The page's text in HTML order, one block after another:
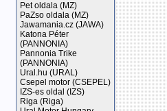
Pet oldala (MZ)
PaZso oldala (MZ)
Jawamania.cz (JAWA)
Katona Péter
(PANNONIA)
Pannonia Trike
(PANNONIA)
Ural.hu (URAL)
Csepel motor (CSEPEL)
IZS-es oldal (IZS)
Riga (Riga)